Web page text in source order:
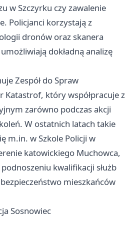
w Szczyrku czy zawalenie
Policjanci korzystają z
dronów oraz skanera
dokładną analizę
Zespół do Spraw
Katastrof, który współpracuje z
zarówno podczas akcji
W ostatnich latach takie
m.in. w Szkole Policji w
katowickiego Muchowca,
kwalifikacji służb
mieszkańców
Sosnowiec